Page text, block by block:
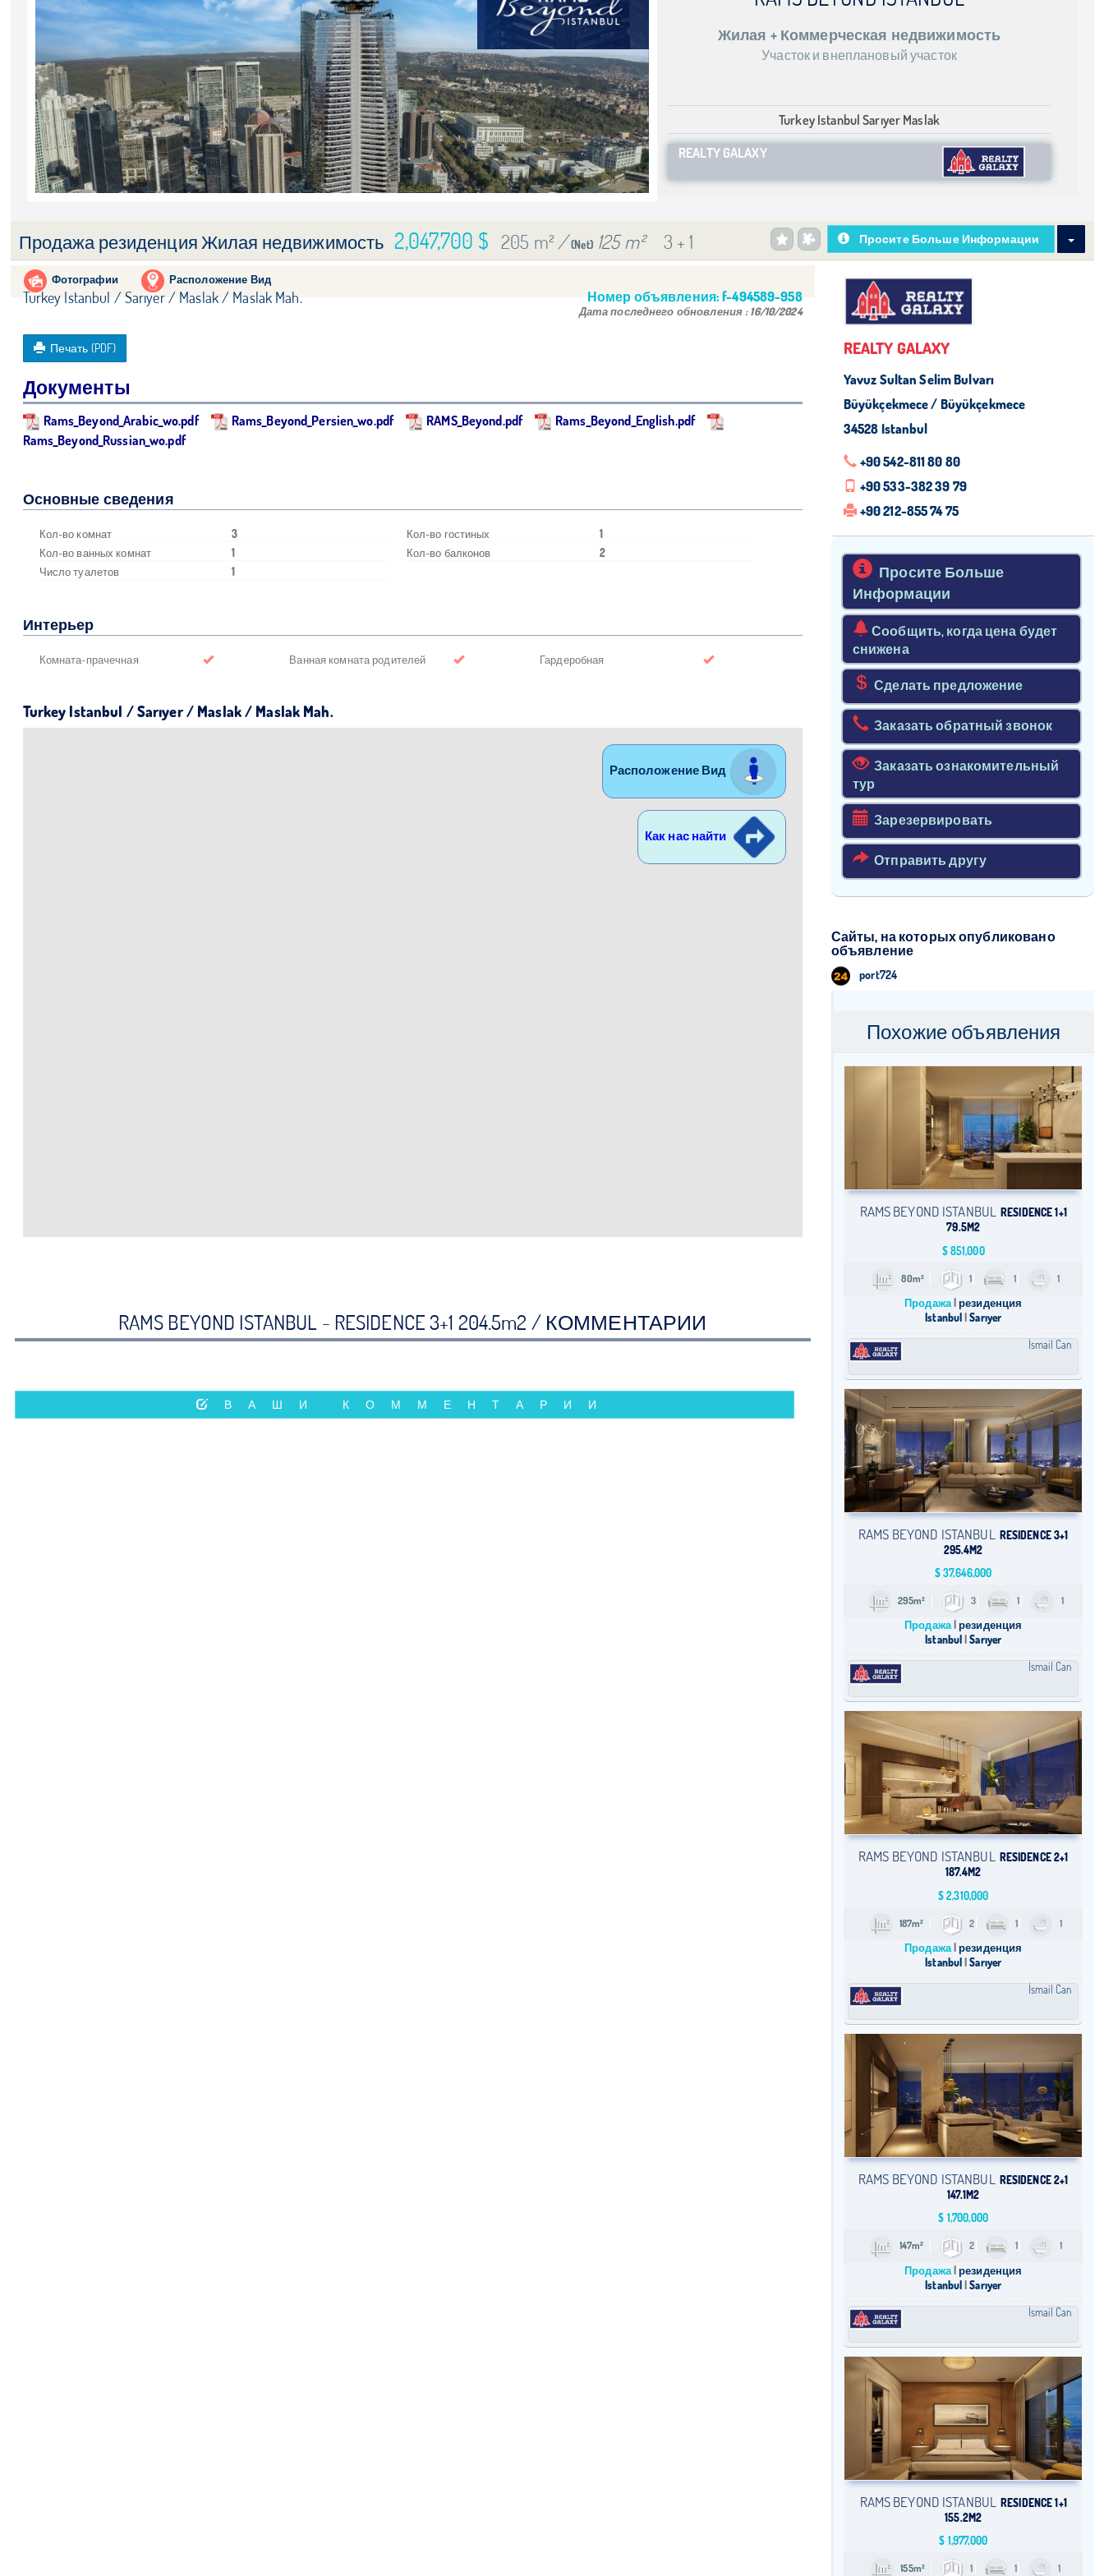
Жилая + Коммерческая недвижимость
Участок и внеплановый участок
Turkey Istanbul Sarıyer Maslak
REALTY GALAXY
Продажа резиденция Жилая недвижимость 2,047,700 $ 205 m² /(Net)125 m² 3 + 1 Просите Больше Информации
Фотографии Расположение Вид
Turkey Istanbul / Sarıyer/ Maslak/ Maslak Mah. Номер объявления:f-494589-958
Дата последнего обновления :16/10/2024
Печать (PDF)
Документы
Rams_Beyond_Arabic_wo.pdf Rams_Beyond_Persien_wo.pdf RAMS_Beyond.pdf
Rams_Beyond_English.pdf
Rams_Beyond_Russian_wo.pdf
Основные сведения
Кол-во комнат 3 Кол-во гостиных
1
Кол-во ванных комнат
1 Кол-во балконов
2
Число туалетов
1
Интерьер
Комната-прачечная Ванная комната родителей Гардеробная
Turkey Istanbul / Sarıyer/ Maslak/ Maslak Mah.
Расположение Вид
Как нас найти
RAMS BEYOND ISTANBUL - RESIDENCE 3+1 204.5m2 / КОММЕНТАРИИ
ВАШИ КОММЕНТАРИИ
REALTY GALAXY
Yavuz Sultan Selim Bulvarı
Büyükçekmece / Büyükçekmece
34528 Istanbul
+90 542-811 80 80
+90 533-382 39 79
+90 212-855 74 75
Просите Больше
Информации
Сообщить, когда цена будет
снижена
Сделать предложение
Заказать обратный звонок
Заказать ознакомительный
тур
Зарезервировать
Отправить другу
Сайты, на которых опубликовано
объявление
port724
Похожие объявления
RAMS BEYOND ISTANBUL
RESIDENCE 1+1
79.5M2
$851,000
80m² 1 1 1
Продажа резиденция
Istanbul Sarıyer
İsmail Can
RAMS BEYOND ISTANBUL
RESIDENCE 3+1
295.4M2
$37,646,000
295m² 3 1 1
Продажа резиденция
Istanbul Sarıyer
İsmail Can
RAMS BEYOND ISTANBUL RESIDENCE 2+1
187.4M2
$2,310,000
187m² 2 1 1
Продажа резиденция
Istanbul Sarıyer
İsmail Can
RAMS BEYOND ISTANBUL
RESIDENCE 2+1
147.1M2
$ 1,700,000
147m² 2 1 1
Продажа резиденция
Istanbul Sarıyer
İsmail Can
RAMS BEYOND ISTANBUL
RESIDENCE 1+1
155.2M2
$ 1,977,000
155m² 1 1 1